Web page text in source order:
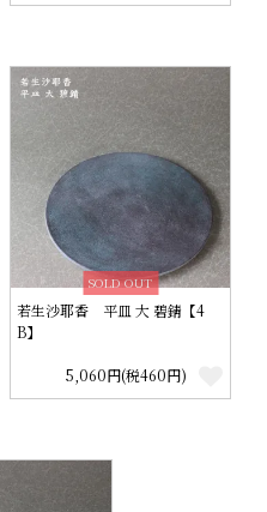
SOLD OUT
若生沙耶香 平皿 大 碧錆【4
B】
5,060円(税460円)